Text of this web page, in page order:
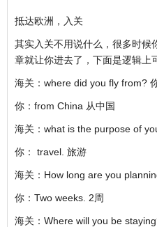
抵达欧洲，入关
其实入关不用说什么，很多时候
章就让你进去了，下面是逻辑上
海关：where did you fly from?
你：from China 从中国
海关：what is the purpose of
你： travel. 旅游
海关：How long are you
你：Two weeks. 2周
海关：Where will you be